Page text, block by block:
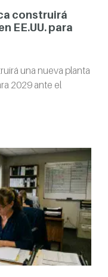
construirá
EE.UU. para
una nueva planta
2029 ante el